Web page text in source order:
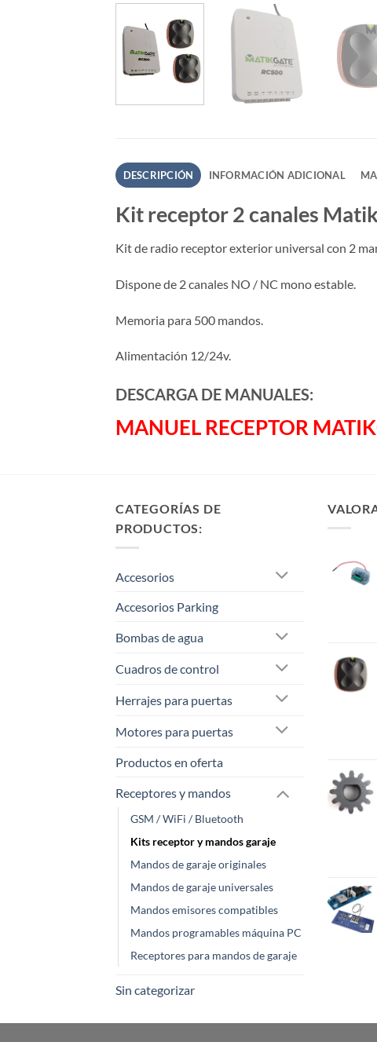
DESCRIPCIÓN INFORMACIÓN ADICIONAL
Kit receptor 2 canales
Kit de radio receptor exterior universal con 2
Dispone de 2 canales NO / NC mono estable.
Memoria para 500 mandos.
Alimentación 12/24v.
DESCARGA DE MANUALES:
MANUEL RECEPTOR
CATEGORÍAS DE
PRODUCTOS:
Accesorios
Accesorios Parking
Bombas de agua
Cuadros de control
Herrajes para puertas
Motores para puertas
Productos en oferta
Receptores y mandos
GSM / WiFi / Bluetooth
Kits receptor y mandos garaje
Mandos de garaje originales
Mandos de garaje universales
Mandos emisores compatibles
Mandos programables máquina PC
Receptores para mandos de garaje
Sin categorizar